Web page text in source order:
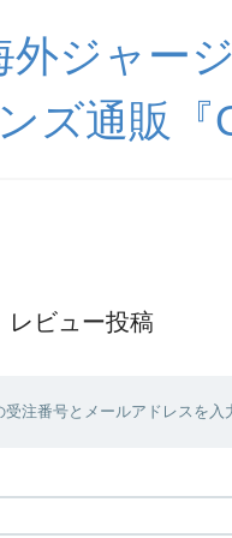
ジャー
ズ通販『
レビュー投稿
注番号とメールアドレスを入